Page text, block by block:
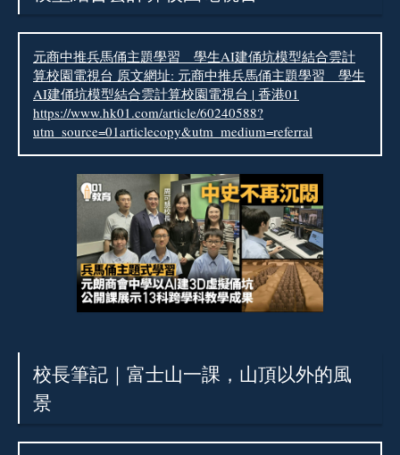
元商中推兵馬俑主題學習 學生AI建俑坑模型結合雲計
算校園電視台 原文網址: 元商中推兵馬俑主題學習 學生
AI建俑坑模型結合雲計算校園電視台 | 香港01
https://www.hk01.com/article/60240588?
utm_source=01articlecopy&utm_medium=referral
校長筆記｜富士山一課，山頂以外的風
景